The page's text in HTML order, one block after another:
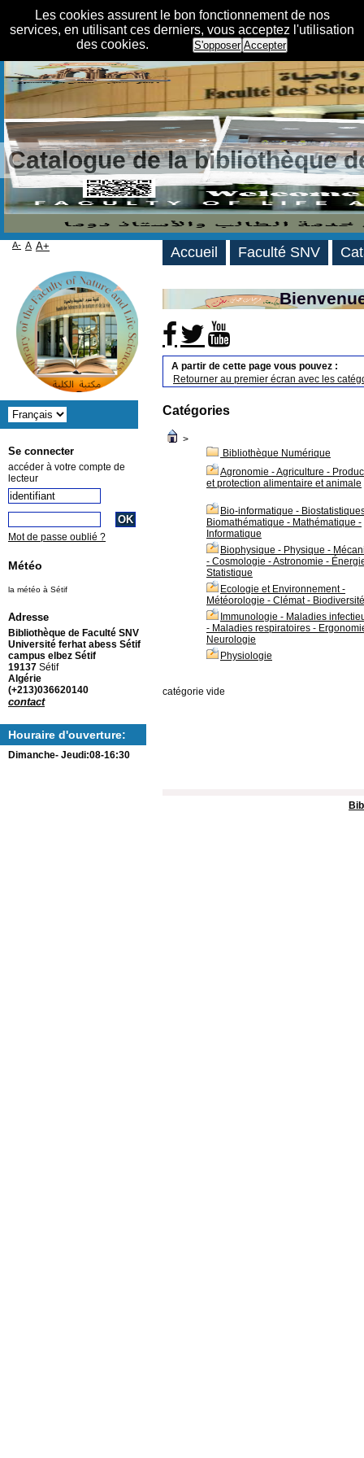
Les cookies assurent le bon fonctionnement de nos
services, en utilisant ces derniers, vous acceptez l'utilisation
des cookies.
S'opposer Accepter
Catalogue de la bibliothèque
A partir de cette page vous pouvez :
Retourner au premier écran avec les
Catégories
>
Bibliothèque Numérique
Agronomie - Agriculture -
et protection alimentaire et animale
Bio-informatique -
Biomathématique - Mathématique -
Informatique
Biophysique - Physique -
- Cosmologie - Astronomie -
Statistique
Ecologie et Environnement -
Météorologie - Clémat - Biodiversité
Immunologie - Maladies
- Maladies respiratoires -
Neurologie
Physiologie
catégorie vide
Accueil Faculté SNV
A- A A+
Se connecter
accéder à votre compte de
lecteur
Mot de passe oublié ?
Météo
la météo à Sétif
Adresse
Bibliothèque de Faculté SNV
Université ferhat abess Sétif
campus elbez Sétif
19137 Sétif
Algérie
(+213)036620140
contact
Houraire d'ouverture:
Dimanche- Jeudi:08-16:30